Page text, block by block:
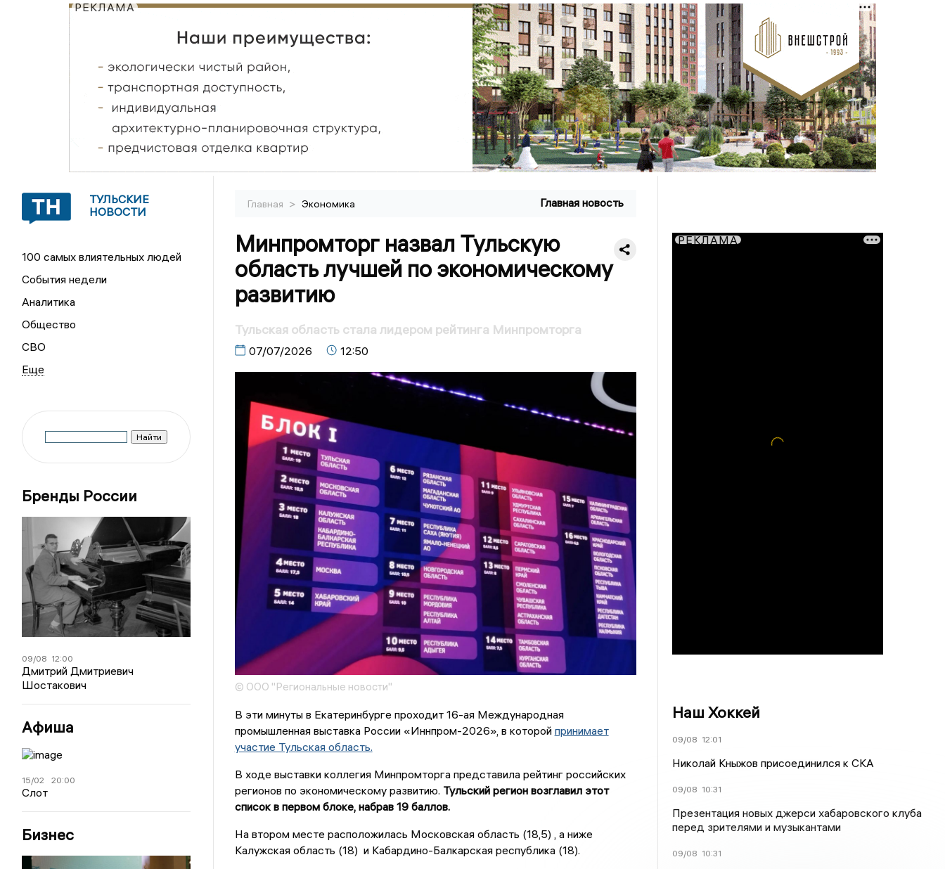
РЕКЛАМА
ТУЛЬСКИЕ
НОВОСТИ
100 самых влиятельных людей
События недели
Аналитика
Общество
СВО
Бренды России
09/08 12:00
Дмитрий Дмитриевич
Шостакович
Афиша
15/02 20:00
Слот
Бизнес
Главная > Экономика Главная новость
Минпромторг назвал Тульскую
область лучшей по экономическому
развитию
Тульская область стала лидером рейтинга Минпромторга
07/07/2026 12:50
© ООО "Региональные новости"
В эти минуты в Екатеринбурге проходит 16-ая Международная
промышленная выставка России «Иннпром-2026», в которой принимает
участие Тульская область.
В ходе выставки коллегия Минпромторга представила рейтинг российских
регионов по экономическому развитию. Тульский регион возглавил этот
список в первом блоке, набрав 19 баллов.
На втором месте расположилась Московская область (18,5) , а ниже
Калужская область (18) и Кабардино-Балкарская республика (18).
РЕКЛАМА
Наш Хоккей
09/08 12:01
Николай Кныжов присоединился к СКА
09/08 10:31
Презентация новых джерси хабаровского клуба
перед зрителями и музыкантами
09/08 10:31